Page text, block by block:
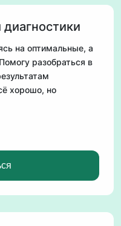
на оптимальные, а
разобраться в
хорошо, но
силы,